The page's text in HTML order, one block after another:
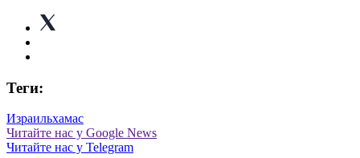
Теги:
Израильхамас
Читайте нас у Google News
Читайте нас у Telegram